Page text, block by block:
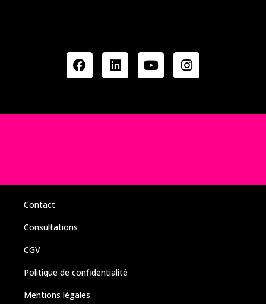
Contact
Consultations
CGV
Politique de confidentialité
Mentions légales